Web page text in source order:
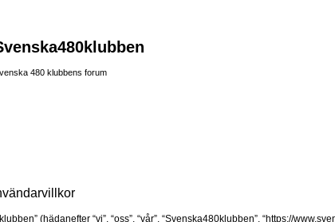
480 klubbens forum
(hädanefter “vi”, “oss”, “vår”, “Svenska480klubben”, “https://